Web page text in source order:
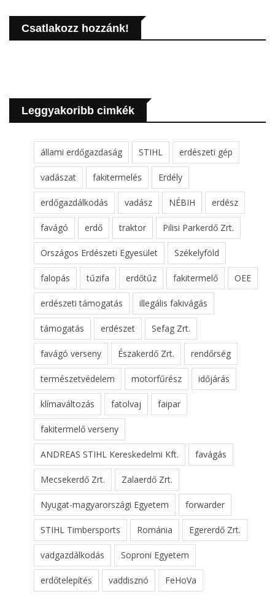
Csatlakozz hozzánk!
Leggyakoribb cimkék
állami erdőgazdaság STIHL erdészeti gép
vadászat fakitermelés Erdély
erdőgazdálkodás vadász NÉBIH erdész
favágó erdő traktor Pilisi Parkerdő Zrt.
Országos Erdészeti Egyesület Székelyföld
falopás tűzifa erdőtűz fakitermelő OEE
erdészeti támogatás illegális fakivágás
támogatás erdészet Sefag Zrt.
favágó verseny Északerdő Zrt. rendőrség
természetvédelem motorfűrész időjárás
klímaváltozás fatolvaj faipar
fakitermelő verseny
ANDREAS STIHL Kereskedelmi Kft. favágás
Mecsekerdő Zrt. Zalaerdő Zrt.
Nyugat-magyarországi Egyetem forwarder
STIHL Timbersports Románia Egererdő Zrt.
vadgazdálkodás Soproni Egyetem
erdőtelepítés vaddisznó FeHoVa